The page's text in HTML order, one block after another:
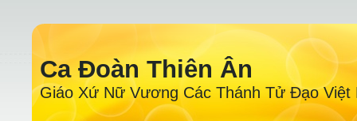
Ca Ðoàn Thiên Ân
Giáo Xứ Nữ Vương Các Thánh Tử Ðạo Việt